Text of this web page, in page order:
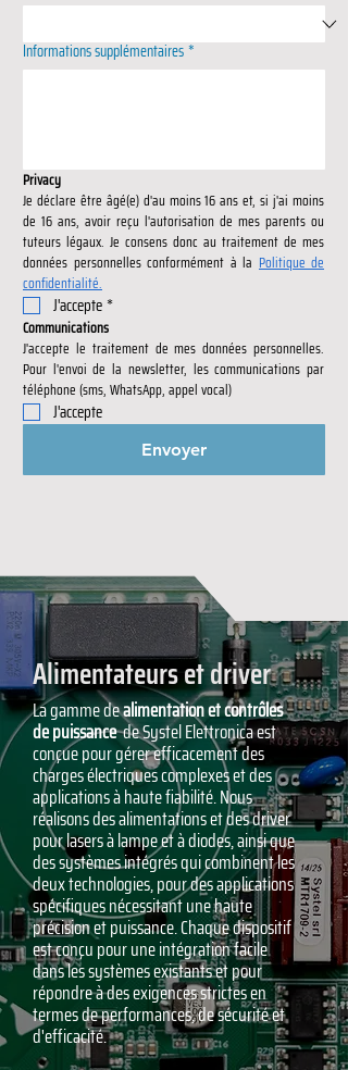
Informations supplémentaires*
Privacy
Je déclare être âgé(e) d'au moins 16 ans et, si j'ai moins
de 16 ans, avoir reçu l'autorisation de mes parents ou
tuteurs légaux. Je consens donc au traitement de mes
données personnelles conformément à la Politique de
confidentialité.
J'accepte *
Communications
J'accepte le traitement de mes données personnelles.
Pour l'envoi de la newsletter, les communications par
téléphone (sms, WhatsApp, appel vocal)
J'accepte
Envoyer
Alimentateurs et driver
La gamme dealimentation et contrôles
de puissancede Systel Elettronica est
conçue pour gérer efficacement des
charges électriques complexes et des
applications à haute fiabilité. Nous
réalisons des alimentations et des driver
pour lasers à lampe et à diodes, ainsi que
des systèmes intégrés qui combinent les
deux technologies, pour des applications
spécifiques nécessitant une haute
précision et puissance. Chaque dispositif
est conçu pour une intégration facile
dans les systèmes existants et pour
répondre à des exigences strictes en
termes de performances, de sécurité et
d'efficacité.